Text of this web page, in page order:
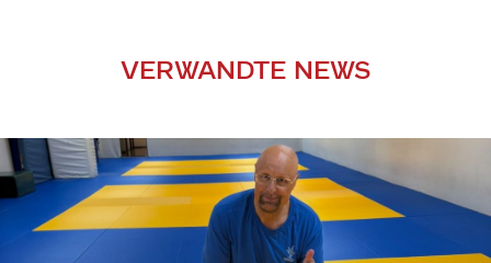
VERWANDTE NEWS